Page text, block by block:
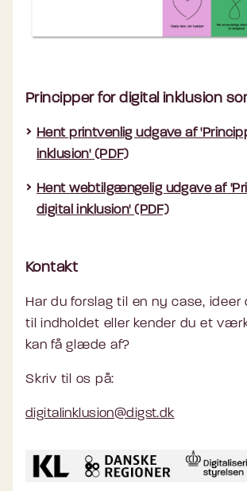
Principper for digital inklusion
Hent printvenlig udgave af
inklusion' (PDF)
Hent webtilgængelig udgave af
digital inklusion' (PDF)
Kontakt
Har du forslag til en ny case, ideer
til indholdet eller kender du et
kan få glæde af?
Skriv til os på:
digitalinklusion@digst.dk